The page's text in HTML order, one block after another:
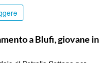
a Blufi, giovane in